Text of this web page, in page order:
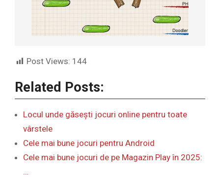
Post Views: 144
Related Posts:
Locul unde găseşti jocuri online pentru toate
vârstele
Cele mai bune jocuri pentru Android
Cele mai bune jocuri de pe Magazin Play în 2025:
…